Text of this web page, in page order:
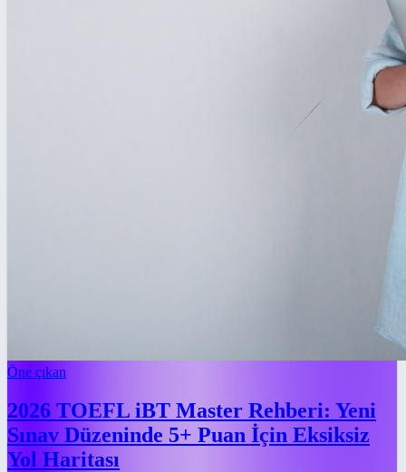
Öne çıkan
2026 TOEFL iBT Master Rehberi: Yeni
Sınav Düzeninde 5+ Puan İçin Eksiksiz
Yol Haritası